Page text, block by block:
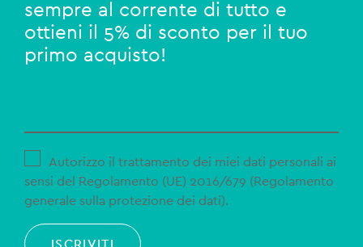
sempre al corrente di tutto e
ottieni il 5% di sconto per il tuo
primo acquisto!
Autorizzo il trattamento dei miei dati personali ai
sensi del Regolamento (UE) 2016/679 (Regolamento
generale sulla protezione dei dati).